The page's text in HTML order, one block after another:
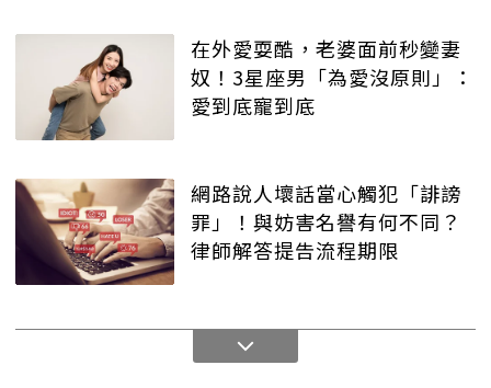
在外愛耍酷，老婆面前秒變妻
奴！3星座男「為愛沒原則」：
愛到底寵到底
網路說人壞話當心觸犯「誹謗
罪」！與妨害名譽有何不同？
律師解答提告流程期限